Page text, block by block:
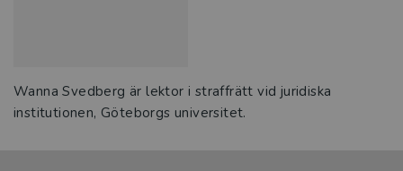
Wanna Svedberg är lektor i straffrätt vid juridiska
institutionen, Göteborgs universitet.